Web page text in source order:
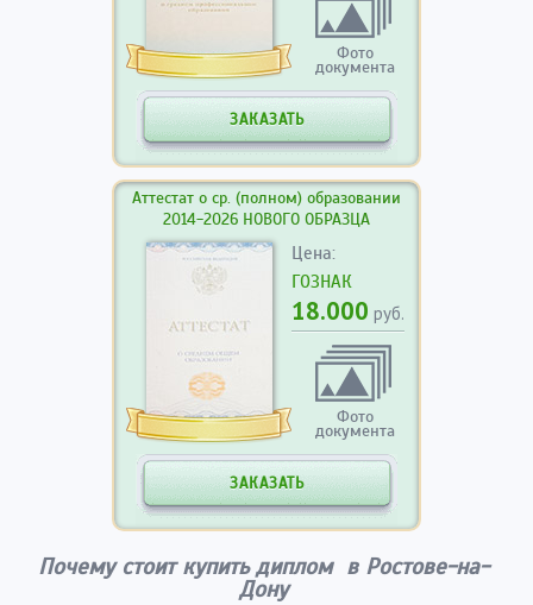
Фото
документа
ЗАКАЗАТЬ
Аттестат о ср. (полном) образовании
2014-2026 НОВОГО ОБРАЗЦА
Цена:
ГОЗНАК
18.000 руб.
Фото
документа
ЗАКАЗАТЬ
Почему стоит купить диплом в Ростове-на-
Дону